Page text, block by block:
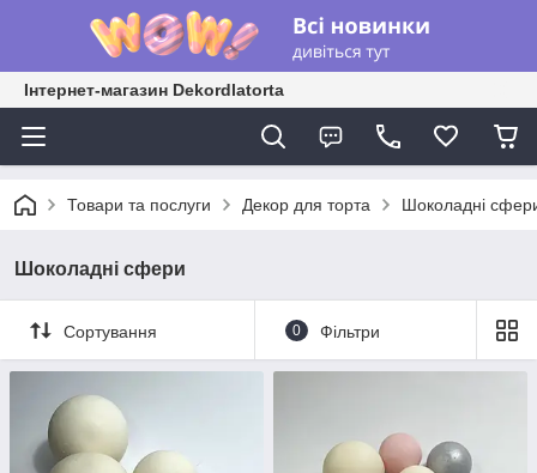
Інтернет-магазин Dekordlatorta
Товари та послуги Декор для торта Шоколадні
Шоколадні сфери
Сортування 0 Фільтри